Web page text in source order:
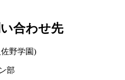
合わせ先
佐野学園)
部